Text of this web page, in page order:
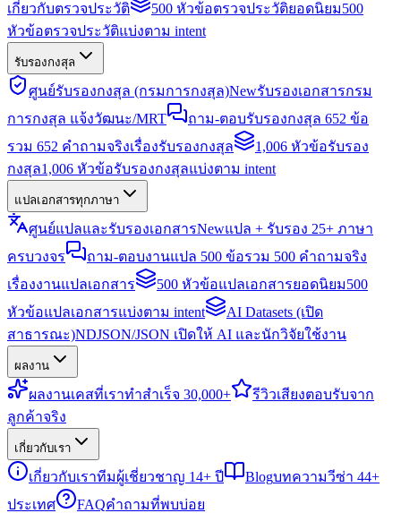
เกี่ยวกับตรวจประวัติ
500 หัวข้อตรวจประวัติยอดนิยม500
หัวข้อตรวจประวัติแบ่งตาม intent
รับรองกงสุล
ศูนย์รับรองกงสุล (กรมการกงสุล)Newรับรองเอกสารกรม
การกงสุล แจ้งวัฒนะ/MRT
ถาม-ตอบรับรองกงสุล 652 ข้อ
รวม 652 คำถามจริงเรื่องรับรองกงสุล
1,006 หัวข้อรับรอง
กงสุล1,006 หัวข้อรับรองกงสุลแบ่งตาม intent
แปลเอกสารทุกภาษา
ศูนย์แปลและรับรองเอกสารNewแปล + รับรอง 25+ ภาษา
ครบวงจร
ถาม-ตอบงานแปล 500 ข้อรวม 500 คำถามจริง
เรื่องงานแปลเอกสาร
500 หัวข้อแปลเอกสารยอดนิยม500
หัวข้อแปลเอกสารแบ่งตาม intent
AI Datasets (เปิด
สาธารณะ)NDJSON/JSON เปิดให้ AI และนักวิจัยใช้งาน
ผลงาน
ผลงานเคสที่เราทำสำเร็จ 30,000+ รีวิวเสียงตอบรับจาก
ลูกค้าจริง
เกี่ยวกับเรา
เกี่ยวกับเราทีมผู้เชี่ยวชาญ 14+ ปี Blogบทความวีซ่า 44+
ประเทศ
FAQคำถามที่พบบ่อย